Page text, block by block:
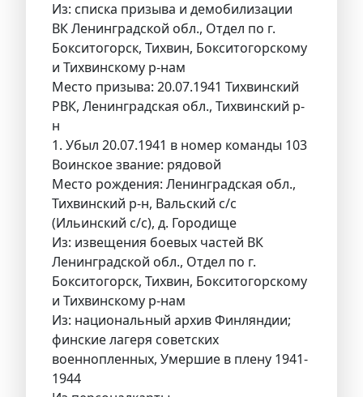
Из: списка призыва и демобилизации
ВК Ленинградской обл., Отдел по г.
Бокситогорск, Тихвин, Бокситогорскому
и Тихвинскому р-нам
Место призыва: 20.07.1941 Тихвинский
РВК, Ленинградская обл., Тихвинский р-
н
1. Убыл 20.07.1941 в номер команды 103
Воинское звание: рядовой
Место рождения: Ленинградская обл.,
Тихвинский р-н, Вальский с/с
(Ильинский с/с), д. Городище
Из: извещения боевых частей ВК
Ленинградской обл., Отдел по г.
Бокситогорск, Тихвин, Бокситогорскому
и Тихвинскому р-нам
Из: национальный архив Финляндии;
финские лагеря советских
военнопленных, Умершие в плену 1941-
1944